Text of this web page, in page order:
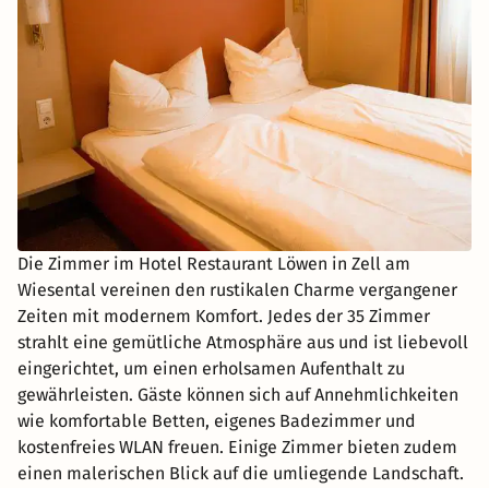
Die Zimmer im Hotel Restaurant Löwen in Zell am
Wiesental vereinen den rustikalen Charme vergangener
Zeiten mit modernem Komfort. Jedes der 35 Zimmer
strahlt eine gemütliche Atmosphäre aus und ist liebevoll
eingerichtet, um einen erholsamen Aufenthalt zu
gewährleisten. Gäste können sich auf Annehmlichkeiten
wie komfortable Betten, eigenes Badezimmer und
kostenfreies WLAN freuen. Einige Zimmer bieten zudem
einen malerischen Blick auf die umliegende Landschaft.